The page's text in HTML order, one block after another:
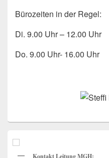
Bürozeiten in der Regel:
Di. 9.00 Uhr – 12.00 Uhr
Do. 9.00 Uhr- 16.00 Uhr
Seitenleisten
Kontakt Leitung MGH: